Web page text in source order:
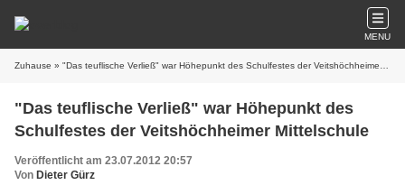
MENU
Zuhause » "Das teuflische Verließ" war Höhepunkt des Schulfestes der Veitshöchheimer Mittelschule
"Das teuflische Verließ" war Höhepunkt des
Schulfestes der Veitshöchheimer Mittelschule
Veröffentlicht am 23.07.2012 20:57
Von Dieter Gürz